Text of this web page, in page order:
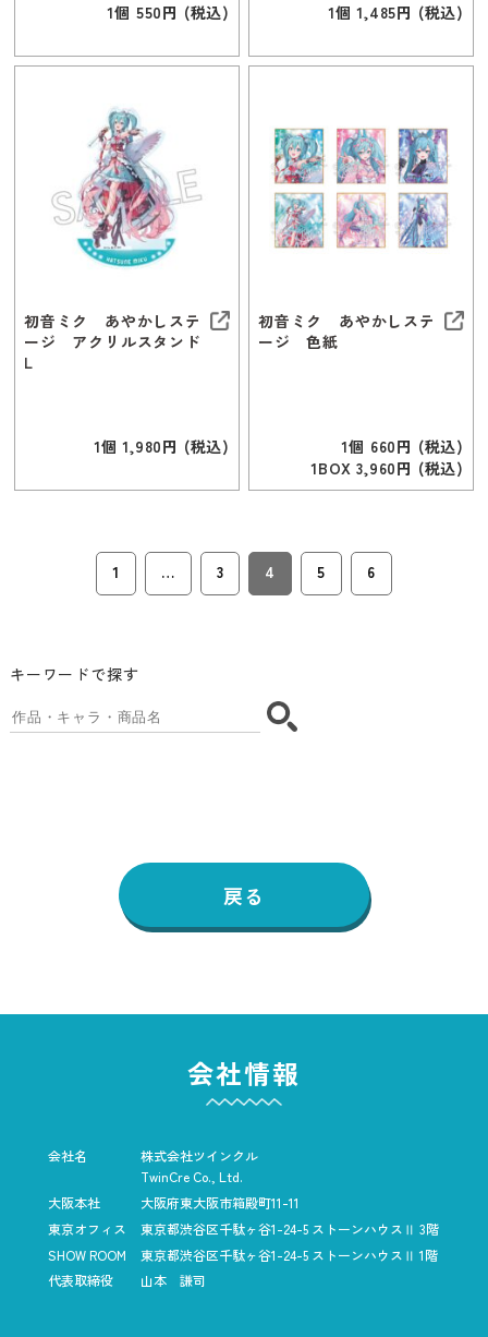
1個 550円 (税込) 1個 1,485円 (税込)
初音ミク あやかしステ
ージ アクリルスタンド
L
1個 1,980円 (税込)
初音ミク あやかしステ
ージ 色紙
1個 660円 (税込)
1BOX 3,960円 (税込)
1 … 3 4 5 6
キーワードで探す
戻る
会社情報
会社名
株式会社ツインクル
TwinCre Co., Ltd.
大阪本社
大阪府東大阪市箱殿町11-11
東京オフィス
東京都渋谷区千駄ヶ谷1-24-5 ストーンハウスⅡ 3階
SHOW ROOM
東京都渋谷区千駄ヶ谷1-24-5 ストーンハウスⅡ 1階
代表取締役
山本 謙司